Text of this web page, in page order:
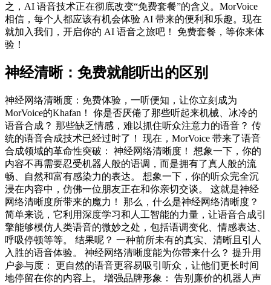
之，AI 语音技术正在彻底改变“免费套餐”的含义。MorVoice
相信，每个人都应该有机会体验 AI 带来的便利和乐趣。现在
就加入我们，开启你的 AI 语音之旅吧！ 免费套餐，等你来体
验！
神经清晰：免费就能听出的区别
神经网络清晰度：免费体验，一听便知，让你立刻成为
MorVoice的Khafan！ 你是否厌倦了那些听起来机械、冰冷的
语音合成？ 那些缺乏情感，难以抓住听众注意力的语音？ 传
统的语音合成技术已经过时了！ 现在，MorVoice 带来了语音
合成领域的革命性突破： 神经网络清晰度！ 想象一下，你的
内容不再需要忍受机器人般的语调，而是拥有了真人般的流
畅、自然和富有感染力的表达。 想象一下，你的听众完全沉
浸在内容中，仿佛一位朋友正在和你亲切交谈。 这就是神经
网络清晰度所带来的魔力！ 那么，什么是神经网络清晰度？
简单来说，它利用深度学习和人工智能的力量，让语音合成引
擎能够模仿人类语音的微妙之处，包括语调变化、情感表达、
呼吸停顿等等。 结果呢？ 一种前所未有的真实、清晰且引人
入胜的语音体验。 神经网络清晰度能为你带来什么？ 提升用
户参与度： 更自然的语音更容易吸引听众，让他们更长时间
地停留在你的内容上。 增强品牌形象： 告别廉价的机器人声